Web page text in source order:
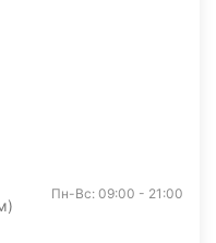
Пн-Вс: 09:00 - 21:00